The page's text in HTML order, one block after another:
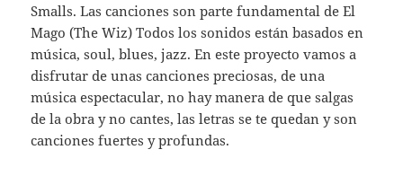
Smalls. Las canciones son parte fundamental de El
Mago (The Wiz) Todos los sonidos están basados en
música, soul, blues, jazz. En este proyecto vamos a
disfrutar de unas canciones preciosas, de una
música espectacular, no hay manera de que salgas
de la obra y no cantes, las letras se te quedan y son
canciones fuertes y profundas.